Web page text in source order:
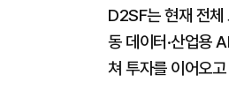
D2SF는 현재 전체
동 데이터·산업용
쳐 투자를 이어오